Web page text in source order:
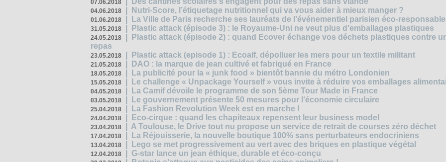
07.06.2018
04.06.2018 Nutri-Score, l’étiquetage nutritionnel qui va vous aider à mieux manger ?
01.06.2018 La Ville de Paris recherche ses lauréats de l’événementiel parisien éco-responsable
31.05.2018 Plastic attack (épisode 3) : le Royaume-Uni ne veut plus d’emballages plastiques
24.05.2018
Plastic attack (épisode 2) : quand Ecover échange vos déchets plastiques contre
repas
23.05.2018 Plastic attack (episode 1) : Ecoalf, dépolluer les mers pour un textile militant
21.05.2018 DAO : la marque de jean cultivé et fabriqué en France
18.05.2018 La publicité pour la « junk food » bientôt bannie du métro Londonien
15.05.2018 Le challenge « Unpackage Yourself » vous invite à réduire vos emballages
04.05.2018 La Camif dévoile le programme de son 5ème Tour Made in France
03.05.2018 Le gouvernement présente 50 mesures pour l‘économie circulaire
25.04.2018 La Fashion Revolution Week est en marche !
24.04.2018 Eco-cirque : quand les chapiteaux repensent leur business model
23.04.2018 A Toulouse, le Drive tout nu propose un service de retrait de courses zéro déchet
17.04.2018 La Réjouisserie, la nouvelle boutique 100% sans perturbateurs endocriniens
13.04.2018 Lego se met progressivement au vert avec des briques en plastique végétal
12.04.2018 G-star lance un jean éthique, durable et éco-conçu